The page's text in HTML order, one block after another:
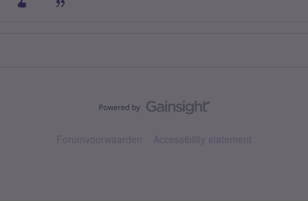
Forumvoorwaarden Accessibility statement